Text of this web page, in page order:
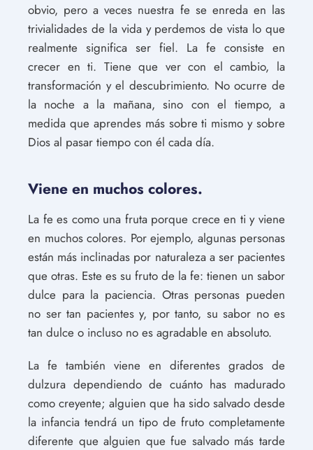
obvio, pero a veces nuestra fe se enreda en las
trivialidades de la vida y perdemos de vista lo que
realmente significa ser fiel. La fe consiste en
crecer en ti. Tiene que ver con el cambio, la
transformación y el descubrimiento. No ocurre de
la noche a la mañana, sino con el tiempo, a
medida que aprendes más sobre ti mismo y sobre
Dios al pasar tiempo con él cada día.
Viene en muchos colores.
La fe es como una fruta porque crece en ti y viene
en muchos colores. Por ejemplo, algunas personas
están más inclinadas por naturaleza a ser pacientes
que otras. Este es su fruto de la fe: tienen un sabor
dulce para la paciencia. Otras personas pueden
no ser tan pacientes y, por tanto, su sabor no es
tan dulce o incluso no es agradable en absoluto.
La fe también viene en diferentes grados de
dulzura dependiendo de cuánto has madurado
como creyente; alguien que ha sido salvado desde
la infancia tendrá un tipo de fruto completamente
diferente que alguien que fue salvado más tarde